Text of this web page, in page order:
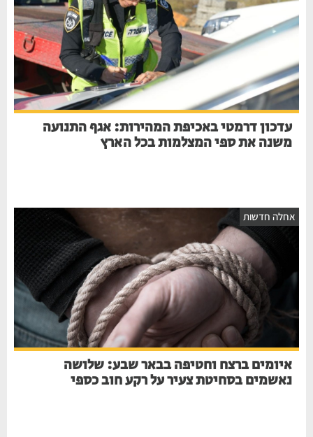
עדכון דרמטי באכיפת המהירות: אגף התנועה
משנה את ספי המצלמות בכל הארץ
אחלה חדשות
איומים ברצח וחטיפה בבאר שבע: שלושה
נאשמים בסחיטת צעיר על רקע חוב כספי